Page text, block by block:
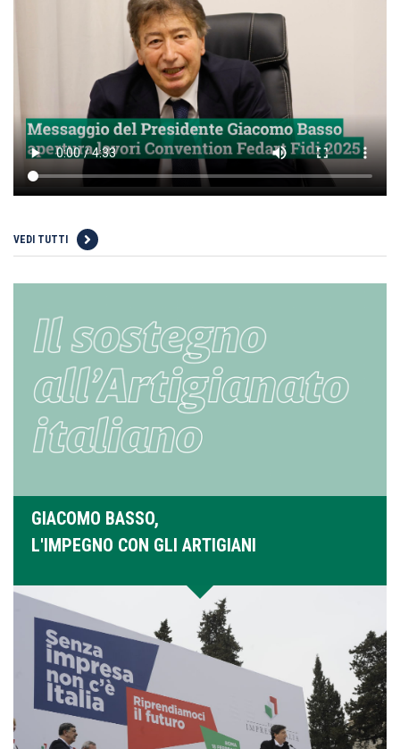
VEDI TUTTI
GIACOMO BASSO,
L'IMPEGNO CON GLI ARTIGIANI